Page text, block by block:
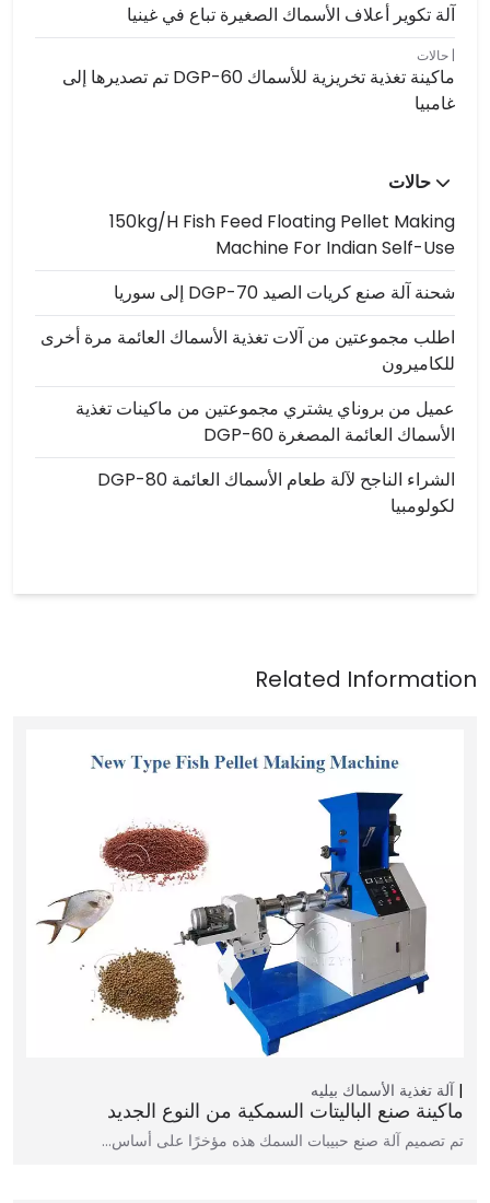
آلة تكوير أعلاف الأسماك الصغيرة تباع في غينيا
حالات
ماكينة تغذية تخريزية للأسماك DGP-60 تم تصديرها إلى
غامبيا
حالات
150kg/h Fish Feed Floating Pellet Making
Machine For Indian Self-Use
شحنة آلة صنع كريات الصيد DGP-70 إلى سوريا
اطلب مجموعتين من آلات تغذية الأسماك العائمة مرة أخرى
للكاميرون
عميل من بروناي يشتري مجموعتين من ماكينات تغذية
الأسماك العائمة المصغرة DGP-60
الشراء الناجح لآلة طعام الأسماك العائمة DGP-80
لكولومبيا
آلة تغذية الأسماك بيليه
ماكينة صنع الباليتات السمكية من النوع الجديد
تم تصميم آلة صنع حبيبات السمك هذه مؤخرًا على أساس…